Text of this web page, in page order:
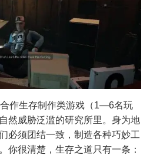
作生存制作类游戏（1—6名玩
然威胁泛滥的研究所里。身为地
必须团结一致，制造各种巧妙工
你很清楚，生存之道只有一条：